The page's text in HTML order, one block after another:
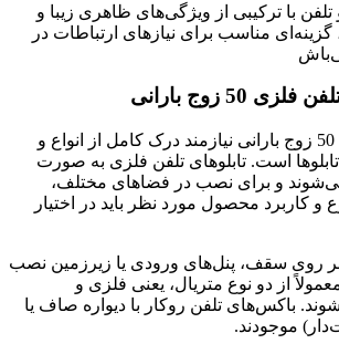
تلفن با ترکیبی از ویژگی‌های ظاهری زیبا و
مناسب برای نیازهای ارتباطات در
50 زوج بارانی
خرید تابلو تلفن فلزی 50 زوج بارانی نیازمند درک کامل از انواع و
است. تابلوهای تلفن فلزی به صورت
می‌شوند و برای نصب در فضاهای مختلف،
و کاربرد محصول مورد نظر باید در اختیار
بر روی سقف، پنل‌های ورودی یا زیرزمین نصب
از دو نوع متریال، یعنی فلزی و
باکس‌های تلفن روکار با دیواره صاف یا
موجودند.